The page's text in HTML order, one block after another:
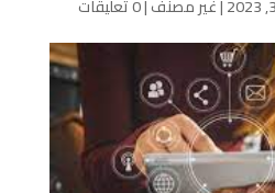
|غير مصنف|0 تعليقات